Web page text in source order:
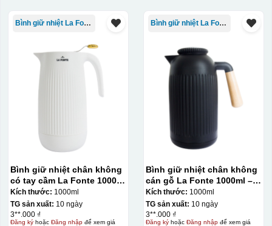
Bình giữ nhiệt La Fonte
Bình giữ nhiệt chân không
có tay cầm La Fonte 1000ml
– 011655
Kích thước: 1000ml
TG sản xuất: 10 ngày
3**.000 ₫
Đăng kýhoặc Đăng nhậpđể xem giá
Bình giữ nhiệt La Fonte
Bình giữ nhiệt chân không
cán gỗ La Fonte 1000ml –
011679
Kích thước: 1000ml
TG sản xuất: 10 ngày
3**.000 ₫
Đăng kýhoặc Đăng nhậpđể xem giá